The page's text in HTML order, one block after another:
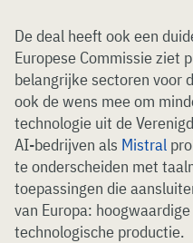
De deal heeft ook een
Europese Commissie ziet
belangrijke sectoren voor
ook de wens mee om
technologie uit de
AI-bedrijven als Mistral
te onderscheiden met
toepassingen die
van Europa:
technologische productie.